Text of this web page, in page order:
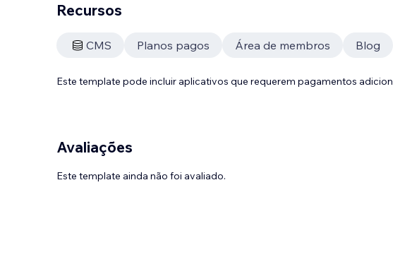
Recursos
CMS Planos pagos Área de membros Blog
Este template pode incluir aplicativos que requerem pagamentos
Avaliações
Este template ainda não foi avaliado.